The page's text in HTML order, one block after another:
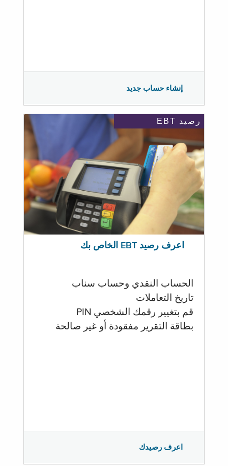
إنشاء حساب جديد
رصيد EBT
اعرف رصيد EBT الخاص بك
الحساب النقدي وحساب سناب
تاريخ التعاملات
قم بتغيير رقمك الشخصي PIN
بطاقة التقرير مفقودة أو غير صالحة
اعرف رصيدك